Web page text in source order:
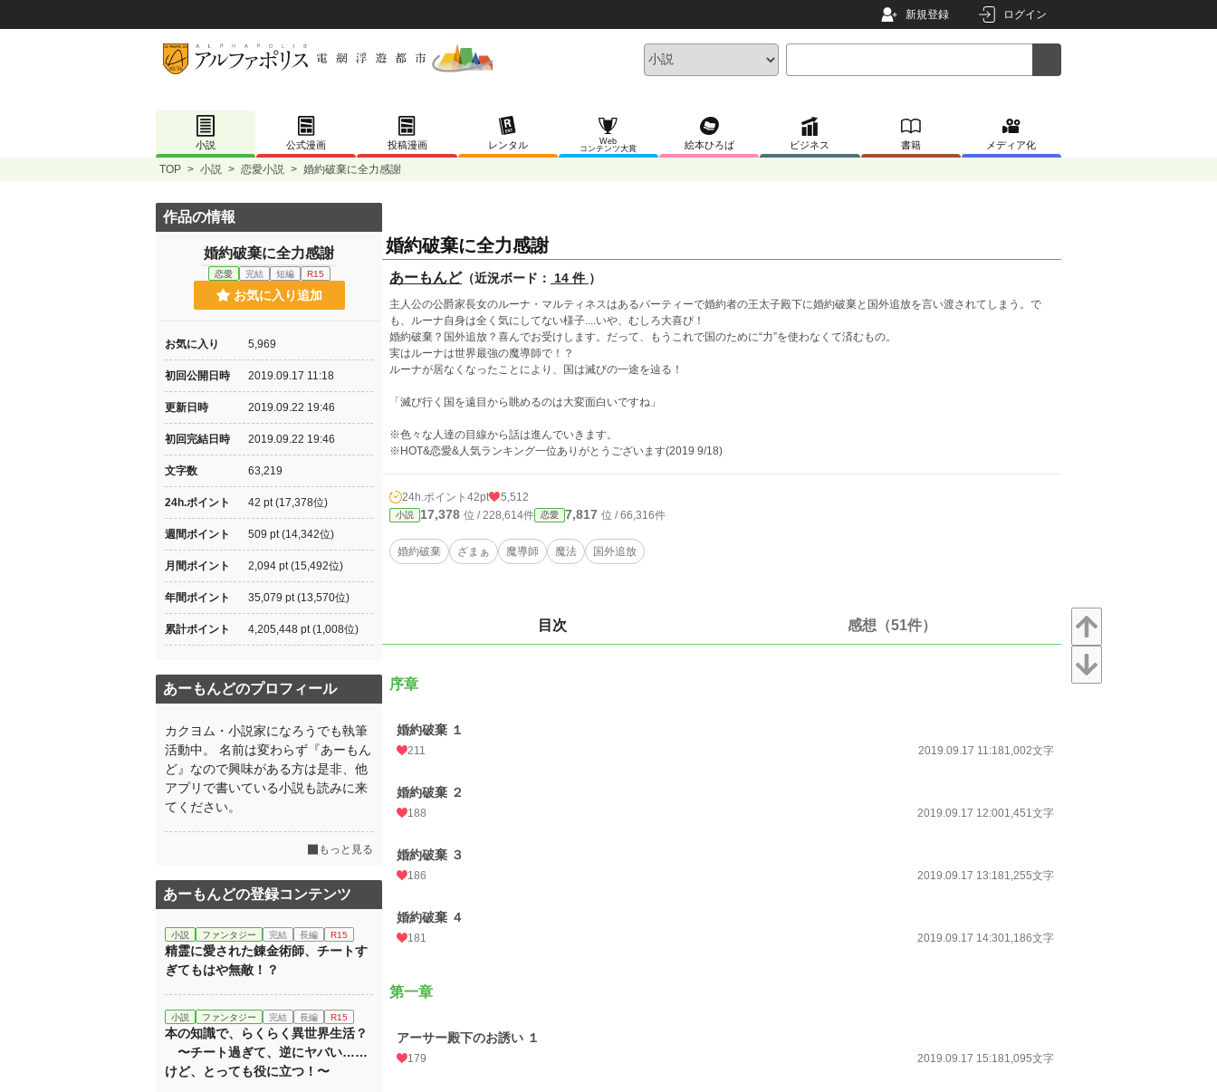
新規登録 ログイン
小説 公式漫画 投稿漫画 レンタル
Web
コンテンツ大賞
絵本ひろば ビジネス 書籍 メディア化
TOP > 小説 > 恋愛小説 > 婚約破棄に全力感謝
婚約破棄に全力感謝
あーもんど（近況ボード： 14 件 ）
主人公の公爵家長女のルーナ・マルティネスはあるパーティーで婚約者の王太子殿下に婚約破棄と国外追放を言い渡されてしまう。で
も、ルーナ自身は全く気にしてない様子....いや、むしろ大喜び！
婚約破棄？国外追放？喜んでお受けします。だって、もうこれで国のために“力”を使わなくて済むもの。
実はルーナは世界最強の魔導師で！？
ルーナが居なくなったことにより、国は滅びの一途を辿る！
「滅び行く国を遠目から眺めるのは大変面白いですね」
※色々な人達の目線から話は進んでいきます。
※HOT&恋愛&人気ランキング一位ありがとうございます(2019 9/18)
24h.ポイント 42pt 5,512
小説 17,378 位 / 228,614件 恋愛 7,817 位 / 66,316件
婚約破棄 ざまぁ 魔導師 魔法 国外追放
目次 感想（51件）
序章
婚約破棄 １
211 2019.09.17 11:181,002文字
婚約破棄 ２
188 2019.09.17 12:001,451文字
婚約破棄 ３
186 2019.09.17 13:181,255文字
婚約破棄 ４
181 2019.09.17 14:301,186文字
第一章
アーサー殿下のお誘い １
179 2019.09.17 15:181,095文字
作品の情報
婚約破棄に全力感謝
恋愛 完結 短編 R15
お気に入り追加
お気に入り 5,969
初回公開日時 2019.09.17 11:18
更新日時 2019.09.22 19:46
初回完結日時 2019.09.22 19:46
文字数 63,219
24h.ポイント 42 pt (17,378位)
週間ポイント 509 pt (14,342位)
月間ポイント 2,094 pt (15,492位)
年間ポイント 35,079 pt (13,570位)
累計ポイント 4,205,448 pt (1,008位)
あーもんどのプロフィール
カクヨム・小説家になろうでも執筆
活動中。 名前は変わらず『あーもん
ど』なので興味がある方は是非、他
アプリで書いている小説も読みに来
てください。
もっと見る
あーもんどの登録コンテンツ
小説 ファンタジー 完結 長編 R15
精霊に愛された錬金術師、チートす
ぎてもはや無敵！？
小説 ファンタジー 完結 長編 R15
本の知識で、らくらく異世界生活？
〜チート過ぎて、逆にヤバい……
けど、とっても役に立つ！〜